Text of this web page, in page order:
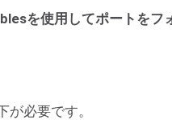
を使用してポートをフ
必要です。